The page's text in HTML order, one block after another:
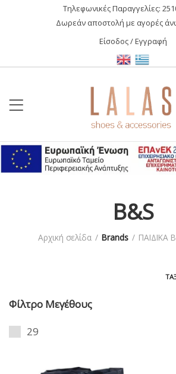
Τηλεφωνικές Παραγγελίες:
Δωρεάν αποστολή με αγορές
Είσοδος / Εγγραφή
B&S
Αρχική σελίδα / Brands / ΠΑΙΔΙΚΑ
Φίλτρο Μεγέθους
29